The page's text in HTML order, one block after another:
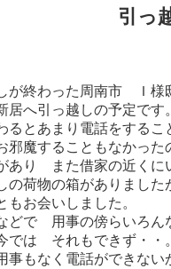
引っ
終わった周南市 Ｉ様
居へ引っ越しの予定です。
るとあまり電話をするこ
邪魔することもなかった
り また借家の近くに
の荷物の箱がありました
もお会いしました。
で 用事の傍らいろん
では それもできず・・。
事もなく電話ができない